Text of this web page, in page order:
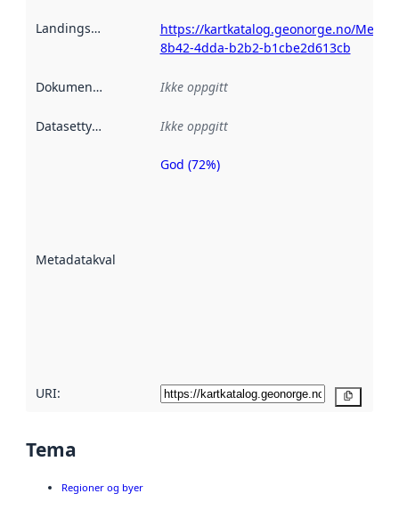
Landingsside
https://kartkatalog.geonorge.no/
8b42-4dda-b2b2-b1cbe2d613cb
Dokumentasjon Ikke oppgitt
Datasettype Ikke oppgitt
Metadatakvalitet
Metadatakvalitet
God (72%)
URI:
Tema
Regioner og byer